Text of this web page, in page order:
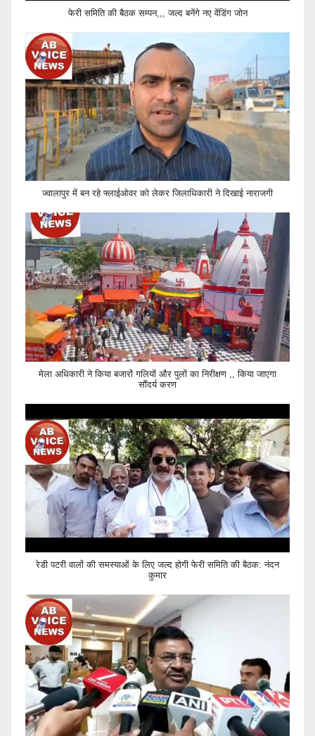
फेरी समिति की बैठक सम्पन,,, जल्द बनेंगे नए वेंडिंग जोन
ज्वालापुर में बन रहे फ्लाईओवर को लेकर जिलाधिकारी ने दिखाई नाराजगी
मेला अधिकारी ने किया बजारों गलियों और पुलों का निरीक्षण ,, किया जाएगा
सौंदर्य करण
रेडी पटरी वालों की समस्याओं के लिए जल्द होगी फेरी समिति की बैठक: नंदन
कुमार